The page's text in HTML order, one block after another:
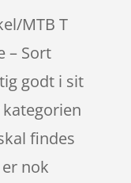
MTB T
– Sort
godt i sit
findes
nok